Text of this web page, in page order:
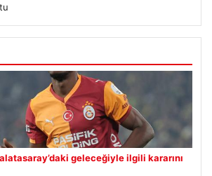
geleceğiyle ilgili kararını